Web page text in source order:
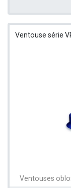
Ventouse série
Ventouses